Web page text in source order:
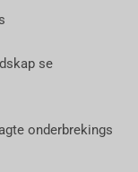
se
onderbrekings